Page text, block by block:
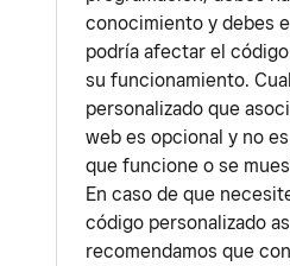
conocimiento y debes
podría afectar el
su funcionamiento.
personalizado que
web es opcional y no
que funcione o se
En caso de que
código personalizado
recomendamos que